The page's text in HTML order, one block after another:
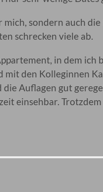
sondern auch die
schrecken viele ab.
in dem ich
mit den Kolleginnen
Auflagen gut
einsehbar.